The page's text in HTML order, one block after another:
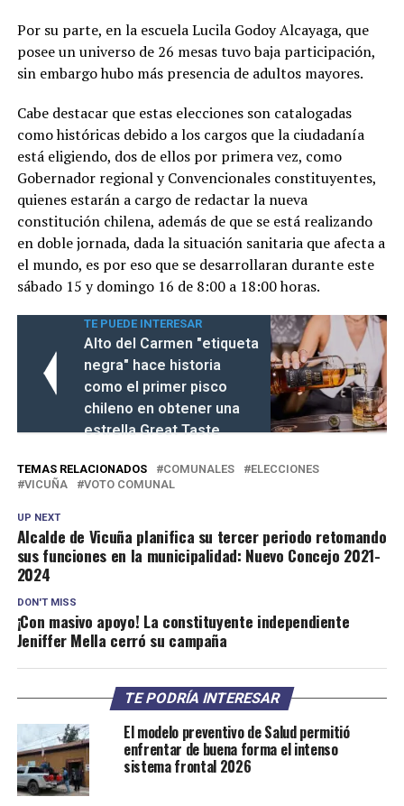
Por su parte, en la escuela Lucila Godoy Alcayaga, que
posee un universo de 26 mesas tuvo baja participación,
sin embargo hubo más presencia de adultos mayores.
Cabe destacar que estas elecciones son catalogadas
como históricas debido a los cargos que la ciudadanía
está eligiendo, dos de ellos por primera vez, como
Gobernador regional y Convencionales constituyentes,
quienes estarán a cargo de redactar la nueva
constitución chilena, además de que se está realizando
en doble jornada, dada la situación sanitaria que afecta a
el mundo, es por eso que se desarrollaran durante este
sábado 15 y domingo 16 de 8:00 a 18:00 horas.
TE PUEDE INTERESAR
Alto del Carmen "etiqueta
negra" hace historia
como el primer pisco
chileno en obtener una
estrella Great Taste
TEMAS RELACIONADOS COMUNALES
ELECCIONES
VICUÑA
VOTO COMUNAL
UP NEXT
Alcalde de Vicuña planifica su tercer periodo retomando
sus funciones en la municipalidad: Nuevo Concejo 2021-
2024
DON'T MISS
¡Con masivo apoyo! La constituyente independiente
Jeniffer Mella cerró su campaña
TE PODRÍA INTERESAR
El modelo preventivo de Salud permitió
enfrentar de buena forma el intenso
sistema frontal 2026